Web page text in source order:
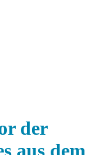
der
aus dem